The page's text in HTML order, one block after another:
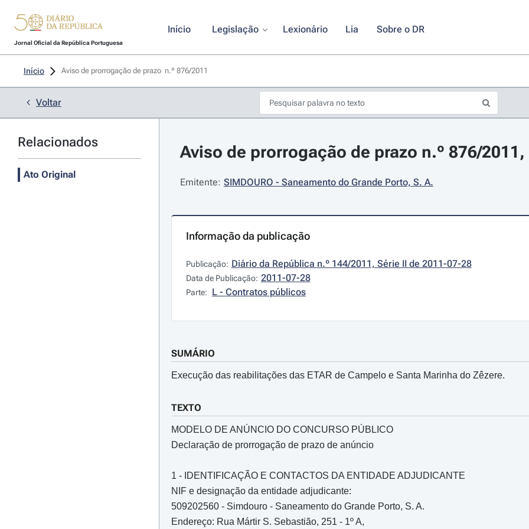
Jornal Oficial da República Portuguesa
Início Legislação Lexionário Lia Sobre o DR
Início Aviso de prorrogação de prazo  n.º 876/2011
Voltar
Relacionados
Ato Original
Aviso de prorrogação de prazo n.º 876/
Emitente: SIMDOURO - Saneamento do Grande Porto, S. A.
Informação da publicação
Publicação: Diário da República n.º 144/2011, Série II de 2011-07-28
Data de Publicação: 2011-07-28
Parte: L - Contratos públicos
SUMÁRIO
Execução das reabilitações das ETAR de Campelo e Santa Marinha do Zêzere.
TEXTO
MODELO DE ANÚNCIO DO CONCURSO PÚBLICO
Declaração de prorrogação de prazo de anúncio
1 - IDENTIFICAÇÃO E CONTACTOS DA ENTIDADE ADJUDICANTE
NIF e designação da entidade adjudicante:
509202560 - Simdouro - Saneamento do Grande Porto, S. A.
Endereço: Rua Mártir S. Sebastião, 251 - 1º A,